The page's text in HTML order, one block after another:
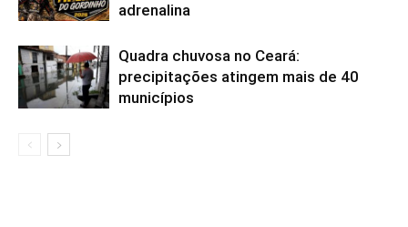
adrenalina
Quadra chuvosa no Ceará:
precipitações atingem mais de 40
municípios